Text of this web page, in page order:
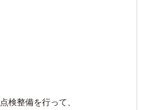
検整備を行って、